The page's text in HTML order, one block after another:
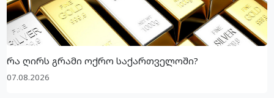
რა ღირს გრამი ოქრო საქართველოში?
07.08.2026